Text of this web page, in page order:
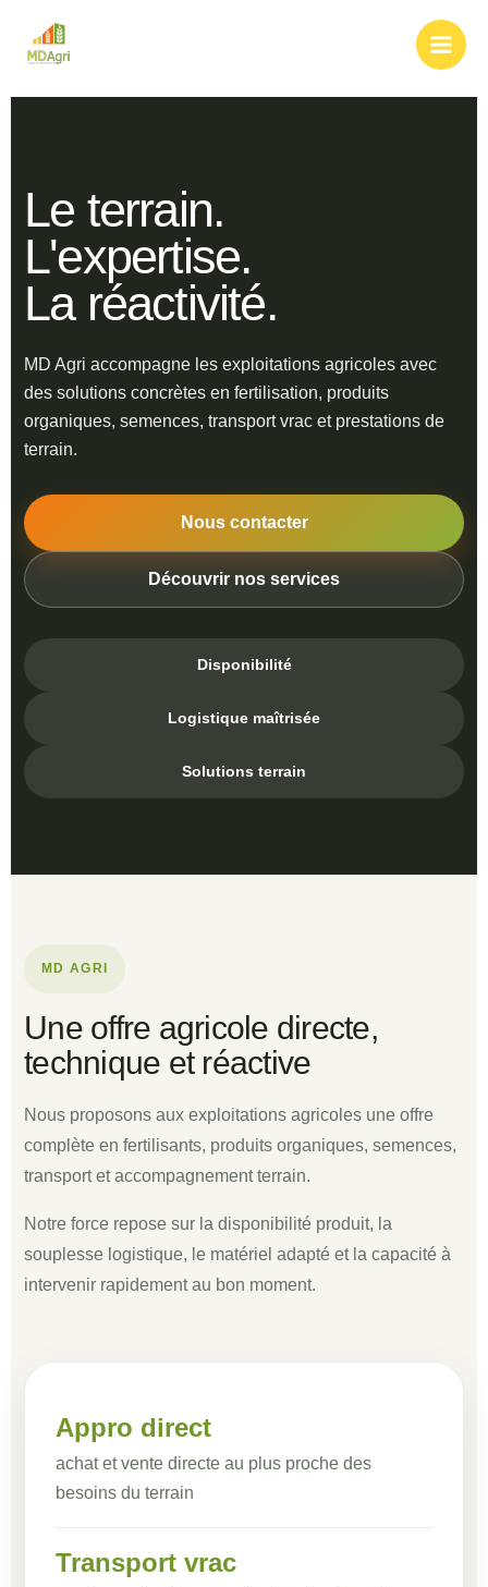
contenu
Le terrain.
L'expertise.
La réactivité.
MD Agri accompagne les exploitations agricoles avec
des solutions concrètes en fertilisation, produits
organiques, semences, transport vrac et prestations de
terrain.
Nous contacter
Découvrir nos services
Disponibilité
Logistique maîtrisée
Solutions terrain
MD AGRI
Une offre agricole directe,
technique et réactive
Nous proposons aux exploitations agricoles une offre
complète en fertilisants, produits organiques, semences,
transport et accompagnement terrain.
Notre force repose sur la disponibilité produit, la
souplesse logistique, le matériel adapté et la capacité à
intervenir rapidement au bon moment.
Appro direct
achat et vente directe au plus proche des
besoins du terrain
Transport vrac